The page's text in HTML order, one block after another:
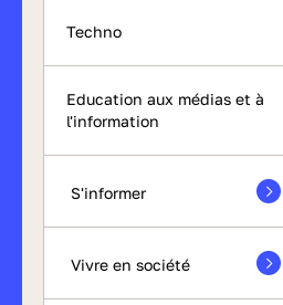
Techno
Education aux médias et à
l'information
S'informer
Vivre en société